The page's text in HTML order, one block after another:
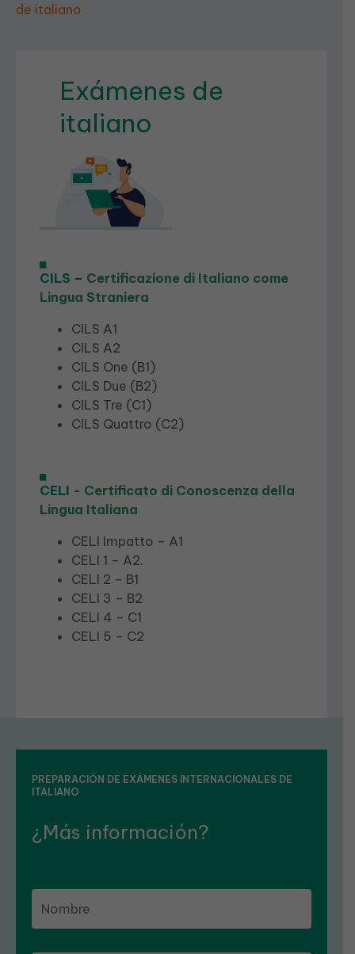
PREPARACIÓN DE EXÁMENES INTERNACIONALES DE
ITALIANO
¿Más información?
de italiano
Exámenes de
italiano
CILS – Certificazione di Italiano come
Lingua Straniera
CILS A1
CILS A2
CILS One (B1)
CILS Due (B2)
CILS Tre (C1)
CILS Quattro (C2)
CELI - Certificato di Conoscenza della
Lingua Italiana
CELI Impatto – A1
CELI 1 – A2.
CELI 2 – B1
CELI 3 – B2
CELI 4 – C1
CELI 5 – C2